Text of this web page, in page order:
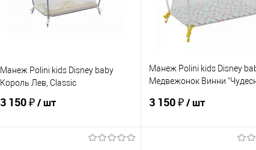
ЦВЕТ
Манеж Polini kids Disney baby
Король Лев, Classic
3 150 ₽/ шт
Манеж Polini kids Disney
Медвежонок Винни
3 150 ₽/ шт